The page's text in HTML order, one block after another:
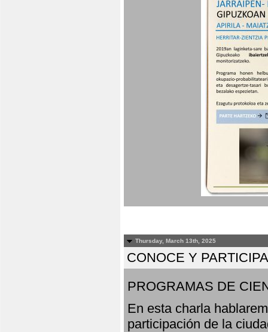
Thursday, March 13th, 2025
CONOCE Y
PROGRAMAS DE
En esta charla
participación de la